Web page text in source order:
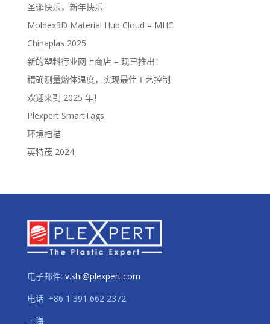
圣诞快乐，新年快乐
Moldex3D Material Hub Cloud – MHC
Chinaplas 2025
新的塑料行业网上商店 – 现已推出！
精确测量熔体温度，实现最佳工艺控制
欢迎来到 2025 年！
Plexpert SmartTags
环境扫描
英特茂 2024
电子邮件: v.shi@plexpert.com
电话: +86 1 391 662 2372
上海